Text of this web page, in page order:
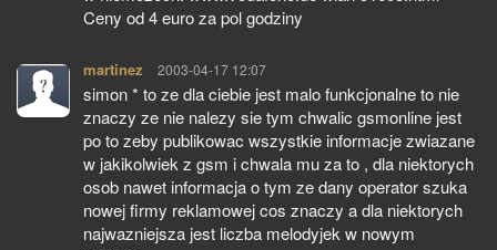
Ceny od 4 euro za pol godziny
martinez pisze:
2003-04-17 12:07
simon * to ze dla ciebie jest malo funkcjonalne to nie
znaczy ze nie nalezy sie tym chwalic gsmonline jest
po to zeby publikowac wszystkie informacje zwiazane
w jakikolwiek z gsm i chwala mu za to , dla niektorych
osob nawet informacja o tym ze dany operator szuka
nowej firmy reklamowej cos znaczy a dla niektorych
najwazniejsza jest liczba melodyjek w nowym